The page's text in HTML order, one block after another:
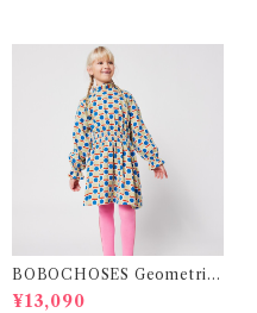
BOBOCHOSES Geometric
Scacs all over dress / 4-8Y
¥13,090